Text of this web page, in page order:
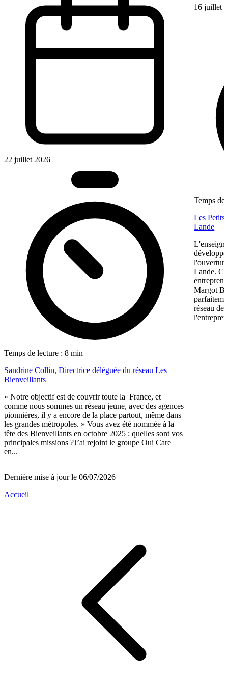
22 juillet 2026
Temps de lecture : 8 min
Sandrine Collin, Directrice déléguée du réseau Les
Bienveillants
« Notre objectif est de couvrir toute la France, et
comme nous sommes un réseau jeune, avec des agences
pionnières, il y a encore de la place partout, même dans
les grandes métropoles. » Vous avez été nommée à la
tête des Bienveillants en octobre 2025 : quelles sont vos
principales missions ?J’ai rejoint le groupe Oui Care
en...
16 juillet
Temps de
Les Petits
Lande
Lande.
Margot
réseau de
Dernière mise à jour le 06/07/2026
Accueil